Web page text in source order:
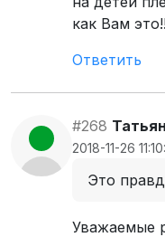
как Вам
Ответить
#268
2018-11-26
Это
Уважаемые